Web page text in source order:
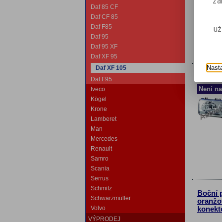
Daf 85 CF
Daf CF 85
Daf F85
Daf 95
Daf 95 XF
Daf XF 95
Daf XF 105
Daf F95
Iveco
Kögel
Krone
Lamberet
Man
Mercedes
Renault
Samro
Scania
Serrus
Schmitz
Schwarzmüller
Volvo
VÝPRODEJ
Není
Boční